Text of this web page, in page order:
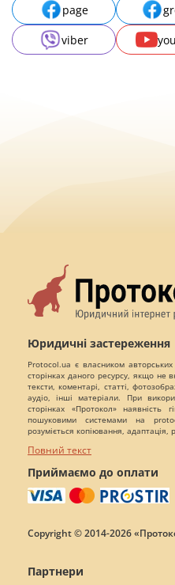
page
viber
Юридичні застереження
Protocol.ua є власником
сторінках даного ресурсу, якщо не
тексти, коментарі, статті,
аудіо, інші матеріали. При
сторінках «Протокол» наявність
пошуковими системами на
розуміється копіювання, адаптація,
Повний текст
Приймаємо до оплати
Copyright © 2014-2026
Партнери